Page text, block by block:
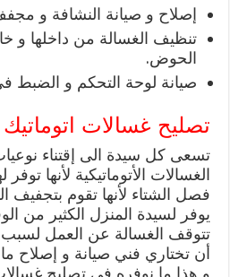
إصلاح و صيانة النشافة و
تنظيف الغسالة من داخلها و
الحوض.
صيانة لوحة التحكم و الضبط
تصليح غسالات اتوماتيك
تسعى كل سيدة الى إقتناء
الغسالات الأتوماتيكية لأنها
فصل الشتاء لأنها تقوم بتجفيف
يوفر لسيدة المنزل الكثير من
تتوقف الغسالة عن العمل
أن تختاري فني صيانة و إصلاح
و هذا ما نوفره في تصليح